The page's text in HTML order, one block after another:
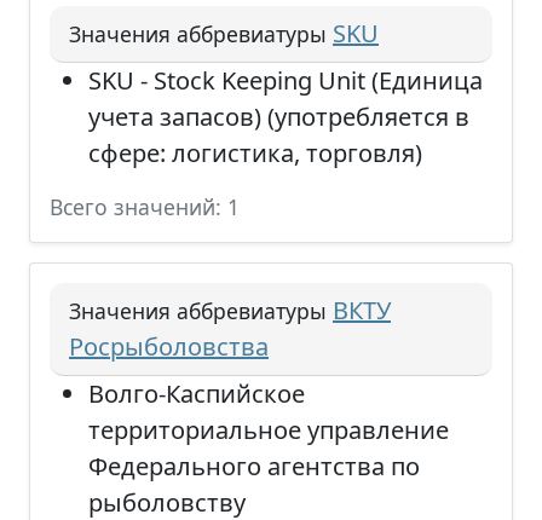
Значения аббревиатуры SKU
SKU - Stock Keeping Unit (Единица
учета запасов) (употребляется в
сфере: логистика, торговля)
Всего значений: 1
Значения аббревиатуры ВКТУ
Росрыболовства
Волго-Каспийское
территориальное управление
Федерального агентства по
рыболовству